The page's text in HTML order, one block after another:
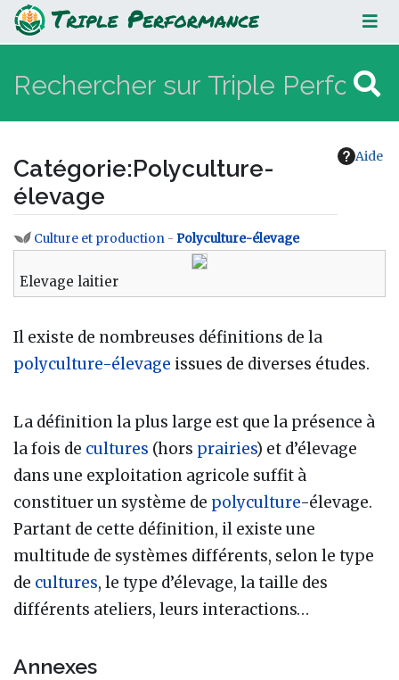
Polyculture-élevage
Aide
Catégorie:Polyculture-
élevage
Aller à :navigation,rechercher
Culture et production - Polyculture-élevage
Elevage laitier
Il existe de nombreuses définitions de la
polyculture-élevage issues de diverses études.
La définition la plus large est que la présence à
la fois de cultures (hors prairies) et d’élevage
dans une exploitation agricole suffit à
constituer un système de polyculture-élevage.
Partant de cette définition, il existe une
multitude de systèmes différents, selon le type
de cultures, le type d’élevage, la taille des
différents ateliers, leurs interactions…
Annexes